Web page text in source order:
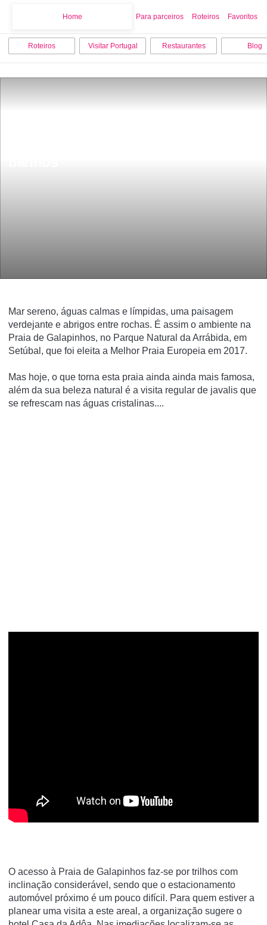
Home Para parceiros Roteiros Favoritos
Roteiros Visitar Portugal Restaurantes Blog
Mar sereno, águas calmas e límpidas, uma paisagem
verdejante e abrigos entre rochas. É assim o ambiente na
Praia de Galapinhos, no Parque Natural da Arrábida, em
Setúbal, que foi eleita a Melhor Praia Europeia em 2017.
Mas hoje, o que torna esta praia ainda ainda mais famosa,
além da sua beleza natural é a visita regular de javalis que
se refrescam nas águas cristalinas....
O acesso à Praia de Galapinhos faz-se por trilhos com
inclinação considerável, sendo que o estacionamento
automóvel próximo é um pouco difícil. Para quem estiver a
planear uma visita a este areal, a organização sugere o